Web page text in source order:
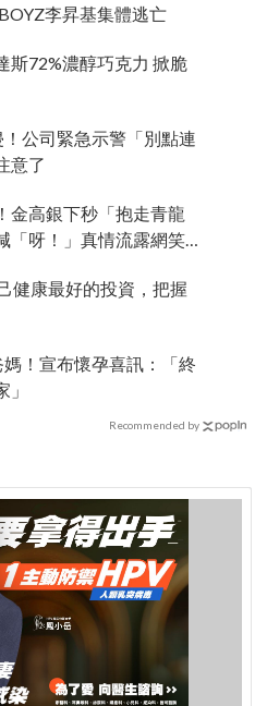
李昇基集體逃亡
斯72%濃醇巧克力 掀脆
公司緊急示警「別點連
意了
金高銀下秒「抱走青龍
「呀！」真情流露網笑
健康最好的投資，把握
！宣布懷孕喜訊：「終
Recommended by